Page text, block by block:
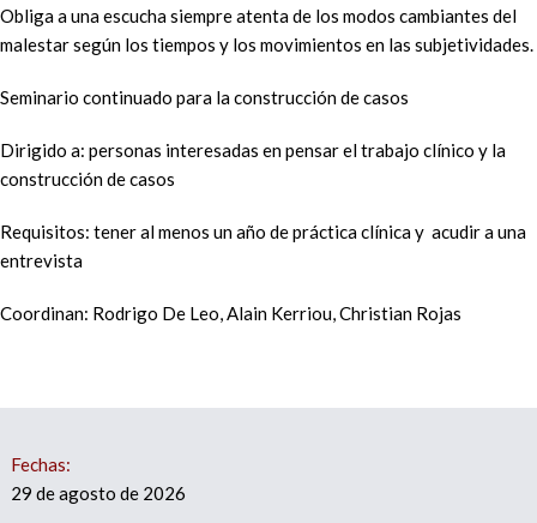
Obliga a una escucha siempre atenta de los modos cambiantes del
malestar según los tiempos y los movimientos en las subjetividades.
Seminario continuado para la construcción de casos
Dirigido a: personas interesadas en pensar el trabajo clínico y la
construcción de casos
Requisitos: tener al menos un año de práctica clínica y acudir a una
entrevista
Coordinan: Rodrigo De Leo, Alain Kerriou, Christian Rojas
Fechas:
29 de agosto de 2026